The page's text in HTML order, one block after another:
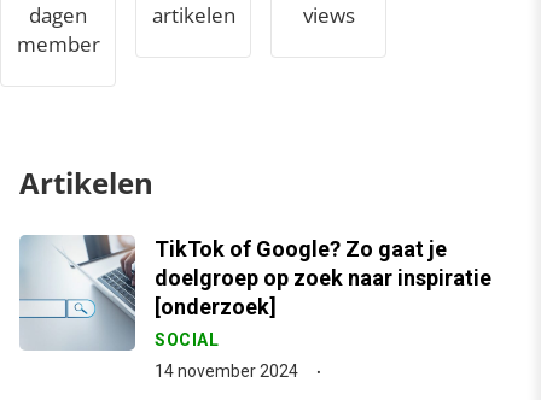
dagen
member
artikelen views
Artikelen
TikTok of Google? Zo gaat je
doelgroep op zoek naar inspiratie
[onderzoek]
SOCIAL
14 november 2024